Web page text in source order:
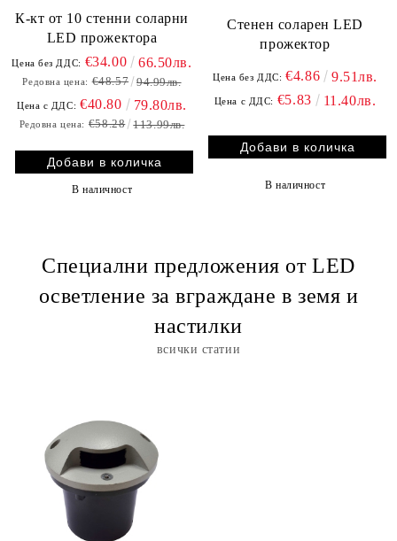
К-кт от 10 стенни соларни
LED прожектора
Цена без ДДС: €34.00 66.50лв.
Редовна цена: €48.57 94.99лв.
Цена с ДДС: €40.80 79.80лв.
Редовна цена: €58.28 113.99лв.
В наличност
Стенен соларен LED
прожектор
Цена без ДДС: €4.86 9.51лв.
Цена с ДДС: €5.83 11.40лв.
В наличност
Специални предложения от LED
осветление за вграждане в земя и
настилки
всички статии